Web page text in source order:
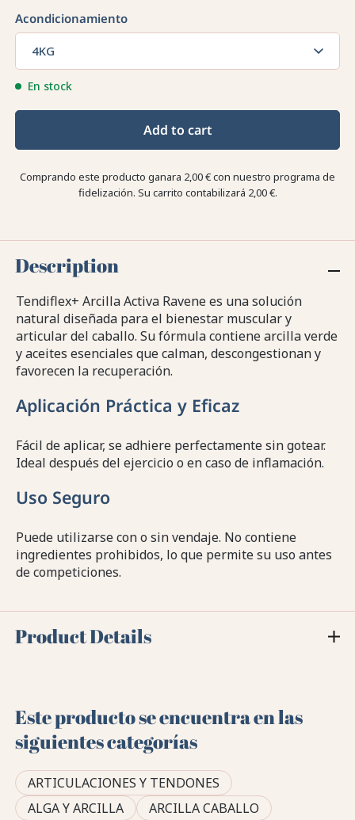
Acondicionamiento
4KG
En stock
Add to cart
Comprando este producto ganara 2,00 €con nuestro programa de
fidelización. Su carrito contabilizará 2,00 €.
Description
Tendiflex+ Arcilla Activa Ravene es una solución
natural diseñada para el bienestar muscular y
articular del caballo. Su fórmula contiene arcilla verde
y aceites esenciales que calman, descongestionan y
favorecen la recuperación.
Aplicación Práctica y Eficaz
Fácil de aplicar, se adhiere perfectamente sin gotear.
Ideal después del ejercicio o en caso de inflamación.
Uso Seguro
Puede utilizarse con o sin vendaje. No contiene
ingredientes prohibidos, lo que permite su uso antes
de competiciones.
Product Details
Este producto se encuentra en las
siguientes categorías
ARTICULACIONES Y TENDONES
ALGA Y ARCILLA
ARCILLA CABALLO